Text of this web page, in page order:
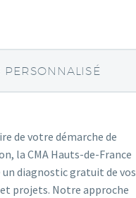
PERSONNALISÉ
de votre démarche de
la CMA Hauts-de-France
un diagnostic gratuit de vos
projets. Notre approche